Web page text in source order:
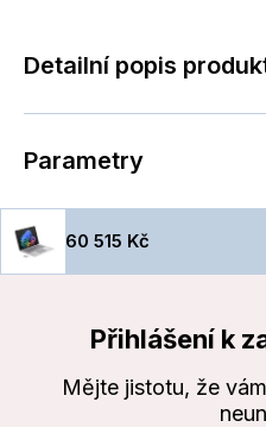
Detailní popis
Parametry
60 515 Kč
Přihlášení k
Mějte jistotu, že